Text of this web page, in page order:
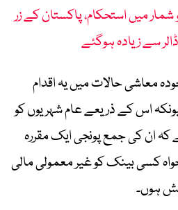
میں استحکام، پاکستان کے زر
معاشی حالات میں یہ اقدام
اس کے ذریعے عام شہریوں کو
کہ ان کی جمع پونجی ایک مقررہ
کسی بینک کو غیر معمولی مالی
ہوں۔